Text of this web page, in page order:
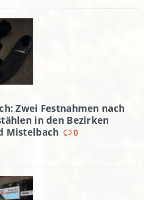
Zwei Festnahmen nach
in den Bezirken
Mistelbach
0